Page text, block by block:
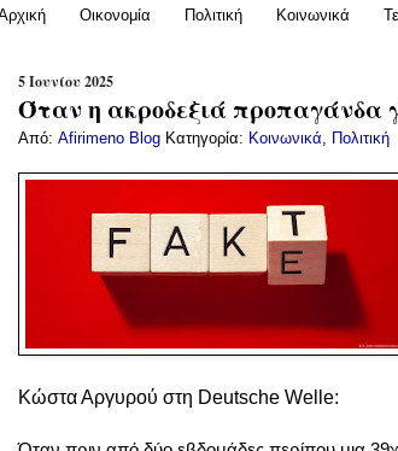
Οικονομία Πολιτική Κοινωνικά
5 Ιουνίου 2025
Όταν η ακροδεξιά προπαγάνδα
Από: Afirimeno Blog Κατηγορία: Κοινωνικά Πολιτική
Κώστα Αργυρού στη Deutsche Welle: